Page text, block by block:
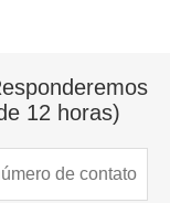
12 horas)